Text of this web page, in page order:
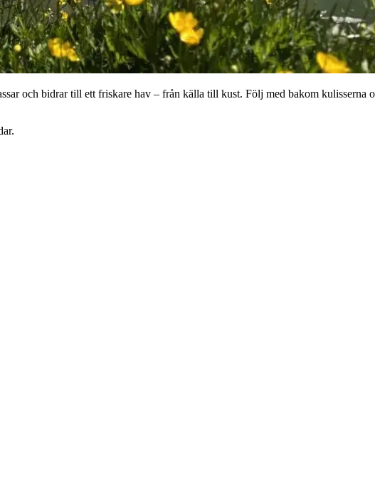
och bidrar till ett friskare hav – från källa till kust. Följ med bakom kulisserna